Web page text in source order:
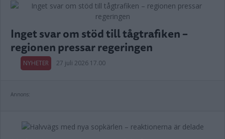
Inget svar om stöd till tågtrafiken –
regionen pressar regeringen
NYHETER 27 juli 2026 17.00
Annons: